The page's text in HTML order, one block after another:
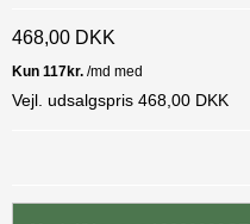
468,00 DKK
Vejl. udsalgspris 468,00 DKK